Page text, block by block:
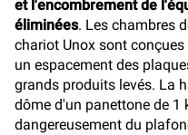
et l'encombrement de
éliminées. Les chambres
chariot Unox sont
un espacement des
grands produits levés. La
dôme d'un panettone de 1
dangereusement du